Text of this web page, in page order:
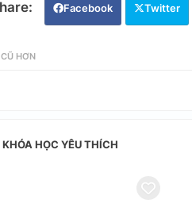
Facebook Twitter
CŨ HƠN
KHÓA HỌC YÊU THÍCH